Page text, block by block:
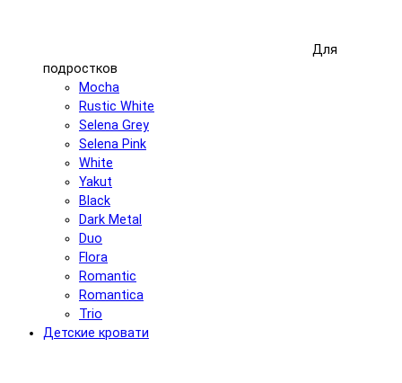
Для
подростков
Mocha
Rustic White
Selena Grey
Selena Pink
White
Yakut
Black
Dark Metal
Duo
Flora
Romantic
Romantica
Trio
Детские кровати